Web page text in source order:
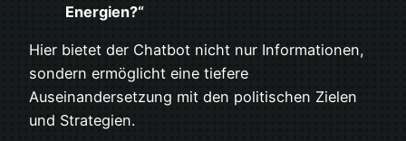
Energien?“
Hier bietet der Chatbot nicht nur Informationen,
sondern ermöglicht eine tiefere
Auseinandersetzung mit den politischen Zielen
und Strategien.